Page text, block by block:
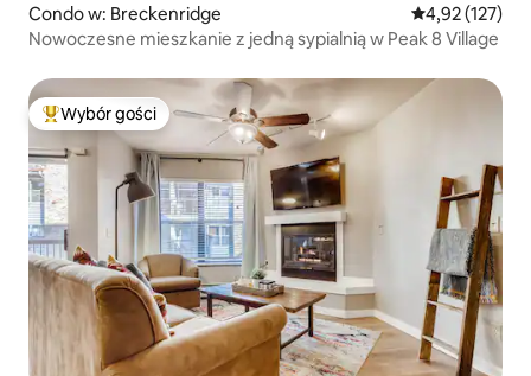
Condo w: Breckenridge Średnia
4,92 (127)
Nowoczesne mieszkanie z jedną sypialnią w Peak 8 Village
Najpopularniejsze z kategorii Wybór gości
Wybór gości